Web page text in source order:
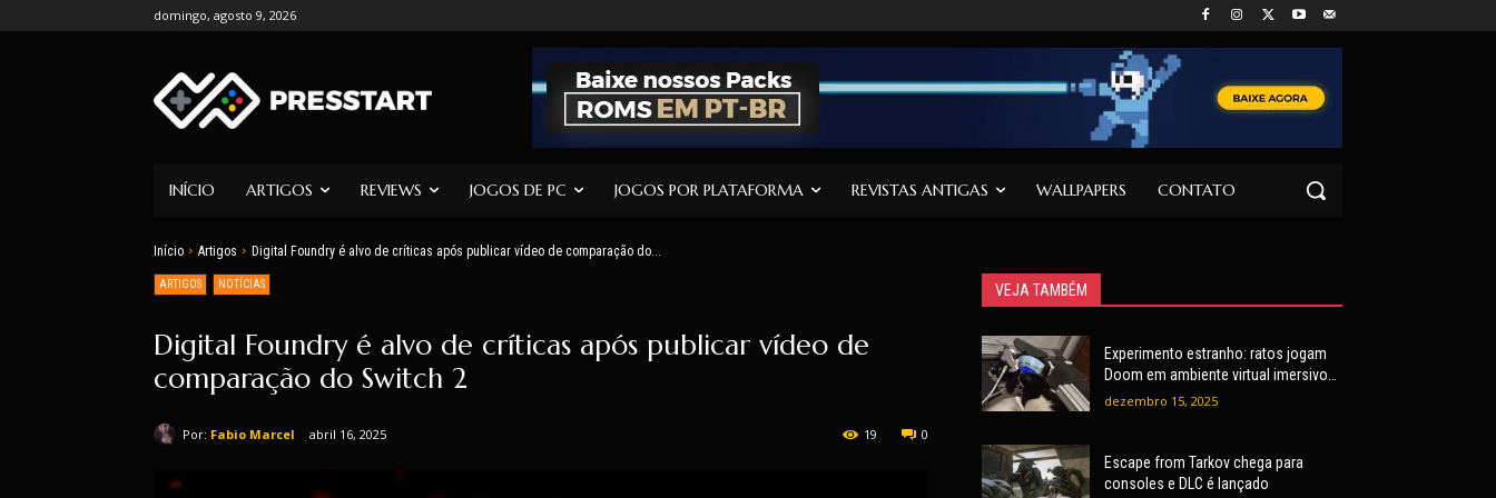
domingo, agosto 9, 2026
INÍCIO ARTIGOS REVIEWS JOGOS DE PC JOGOS POR PLATAFORMA REVISTAS ANTIGAS WALLPAPERS CONTATO
Início Artigos Digital Foundry é alvo de críticas após publicar vídeo de comparação do...
ARTIGOS NOTÍCIAS
Digital Foundry é alvo de críticas após publicar vídeo de
comparação do Switch 2
Por: Fabio Marcel abril 16, 2025 0
19
VEJA TAMBÉM
Experimento estranho: ratos jogam
Doom em ambiente virtual imersivo
com mira e tiros
dezembro 15, 2025
Escape from Tarkov chega para
consoles e DLC é lançado